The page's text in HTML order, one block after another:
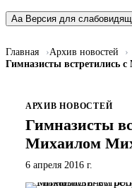
Aa Версия для
Главная
Архив новостей
Гимназисты встретились
АРХИВ НОВОСТЕЙ
Гимназисты
Михаилом
6 апреля 2016 г.